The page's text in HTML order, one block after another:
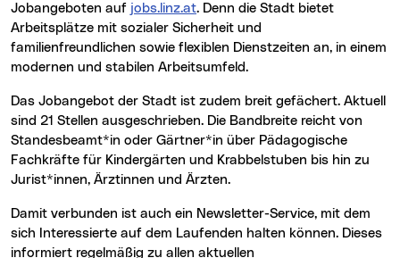
Jobangeboten auf jobs.linz.at. Denn die Stadt bietet
Arbeitsplätze mit sozialer Sicherheit und
familienfreundlichen sowie flexiblen Dienstzeiten an, in einem
modernen und stabilen Arbeitsumfeld.
Das Jobangebot der Stadt ist zudem breit gefächert. Aktuell
sind 21 Stellen ausgeschrieben. Die Bandbreite reicht von
Standesbeamt*in oder Gärtner*in über Pädagogische
Fachkräfte für Kindergärten und Krabbelstuben bis hin zu
Jurist*innen, Ärztinnen und Ärzten.
Damit verbunden ist auch ein Newsletter-Service, mit dem
sich Interessierte auf dem Laufenden halten können. Dieses
informiert regelmäßig zu allen aktuellen